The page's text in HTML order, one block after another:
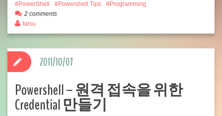
PowerShell Powershell Tips
Programming
2 comments
talsu
Powershell – 원격 접속을 위한
Credential 만들기
2011/10/07